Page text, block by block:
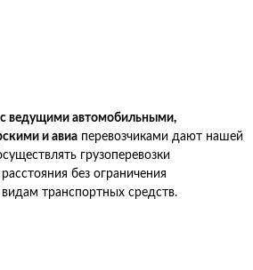
с ведущими автомобильными,
и авиа перевозчиками дают нашей
грузоперевозки
без ограничения
транспортных средств.